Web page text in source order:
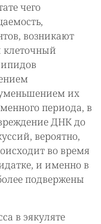
чего
возникают
клеточный
их
периода, в
ДНК до
вероятно,
во время
и именно в
подвержены
в эякуляте